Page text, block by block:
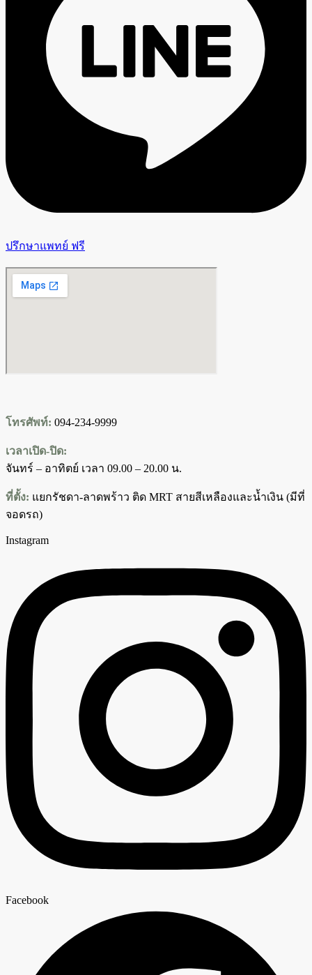
ปรึกษาแพทย์ ฟรี
โทรศัพท์: 094-234-9999
เวลาเปิด-ปิด:
จันทร์ – อาทิตย์ เวลา 09.00 – 20.00 น.
ที่ตั้ง: แยกรัชดา-ลาดพร้าว ติด MRT สายสีเหลืองและน้ำเงิน (มีที่
จอดรถ)
Instagram
Facebook